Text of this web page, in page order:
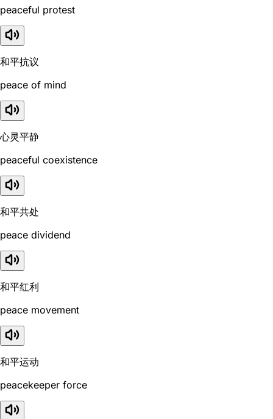
peaceful protest
和平抗议
peace of mind
心灵平静
peaceful coexistence
和平共处
peace dividend
和平红利
peace movement
和平运动
peacekeeper force